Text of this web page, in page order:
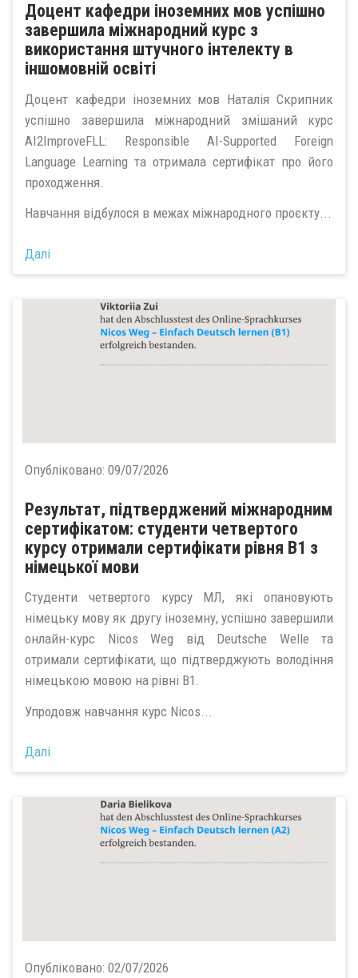
Доцент кафедри іноземних мов успішно
завершила міжнародний курс з
використання штучного інтелекту в
іншомовній освіті
Доцент кафедри іноземних мов Наталія Скрипник
успішно завершила міжнародний змішаний курс
AI2ImproveFLL: Responsible AI-Supported Foreign
Language Learning та отримала сертифікат про його
проходження.
Навчання відбулося в межах міжнародного проєкту...
Далі
Опубліковано: 09/07/2026
Результат, підтверджений міжнародним
сертифікатом: студенти четвертого
курсу отримали сертифікати рівня В1 з
німецької мови
Студенти четвертого курсу МЛ, які опановують
німецьку мову як другу іноземну, успішно завершили
онлайн-курс Nicos Weg від Deutsche Welle та
отримали сертифікати, що підтверджують володіння
німецькою мовою на рівні В1.
Упродовж навчання курс Nicos...
Далі
Опубліковано: 02/07/2026